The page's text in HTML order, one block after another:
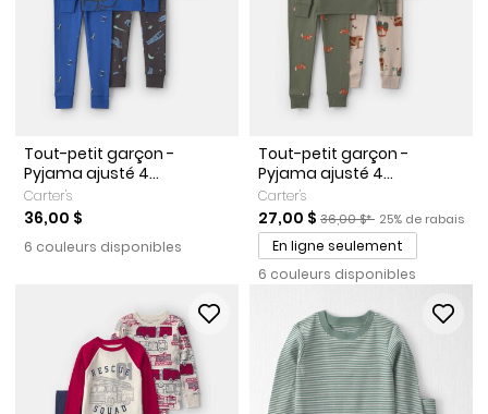
Tout-petit garçon -
Pyjama ajusté 4...
Carter's
36,00 $
6 couleurs disponibles
Tout-petit garçon -
Pyjama ajusté 4...
Carter's
Prix de solde
27,00 $ Prix ​​de détail suggéré par
36,00 $* Pourcentage de
25% de rabais
En ligne seulement
6 couleurs disponibles